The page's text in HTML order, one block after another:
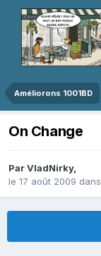
Améliorons 1001BD
On Change
ParVladNirky,
le 17 août 2009 dans